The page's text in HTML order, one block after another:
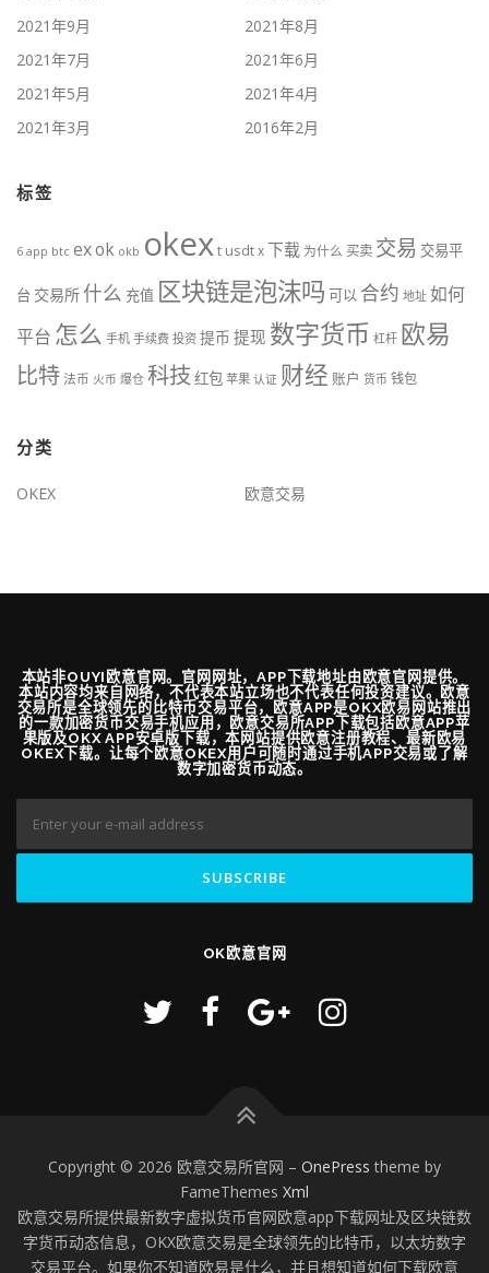
2021年9月
2021年8月
2021年7月
2021年6月
2021年5月
2021年4月
2021年3月
2016年2月
标签
6 app btc exok okb okext usdtx下载 为什么 买卖 交易 交易平
台 交易所 什么 充值 区块链是泡沫吗 可以 合约 地址 如何
平台 怎么 手机 手续费 投资 提币 提现 数字货币 杠杆 欧易
比特法币 火币 爆仓 科技 红包 苹果 认证 财经 账户 货币 钱包
分类
OKEX 欧意交易
本站非OUYI欧意官网。官网网址，APP下载地址由欧意官网提供。
本站内容均来自网络，不代表本站立场也不代表任何投资建议。欧意
交易所是全球领先的比特币交易平台，欧意APP是OKX欧易网站推出
的一款加密货币交易手机应用，欧意交易所APP下载包括欧意APP苹
果版及OKX APP安卓版下载，本网站提供欧意注册教程、最新欧易
OKEX下载。让每个欧意OKEX用户可随时通过手机APP交易或了解
数字加密货币动态。
OK欧意官网
Copyright © 2026 欧意交易所官网 – OnePress theme by
FameThemes Xml
欧意交易所提供最新数字虚拟货币官网欧意app下载网址及区块链数
字货币动态信息，OKX欧意交易是全球领先的比特币，以太坊数字
交易平台。如果你不知道欧易是什么，并且想知道如何下载欧意